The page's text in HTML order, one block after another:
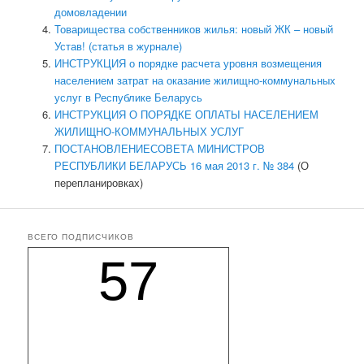
домовладении
Товарищества собственников жилья: новый ЖК – новый
Устав! (статья в журнале)
ИНСТРУКЦИЯ о порядке расчета уровня возмещения
населением затрат на оказание жилищно-коммунальных
услуг в Республике Беларусь
ИНСТРУКЦИЯ О ПОРЯДКЕ ОПЛАТЫ НАСЕЛЕНИЕМ
ЖИЛИЩНО-КОММУНАЛЬНЫХ УСЛУГ
ПОСТАНОВЛЕНИЕСОВЕТА МИНИСТРОВ
РЕСПУБЛИКИ БЕЛАРУСЬ 16 мая 2013 г. № 384(О
перепланировках)
ВСЕГО ПОДПИСЧИКОВ
57